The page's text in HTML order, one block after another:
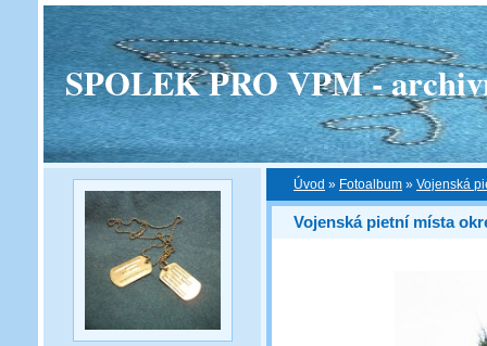
SPOLEK PRO VPM -
Úvod » Fotoalbum » Vojenská
Vojenská pietní místa